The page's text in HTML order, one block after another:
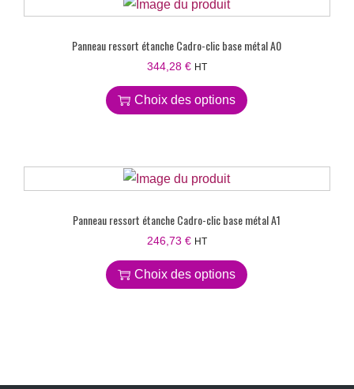
Panneau ressort étanche Cadro-clic base métal A0
344,28 € HT
Choix des options
Panneau ressort étanche Cadro-clic base métal A1
246,73 € HT
Choix des options